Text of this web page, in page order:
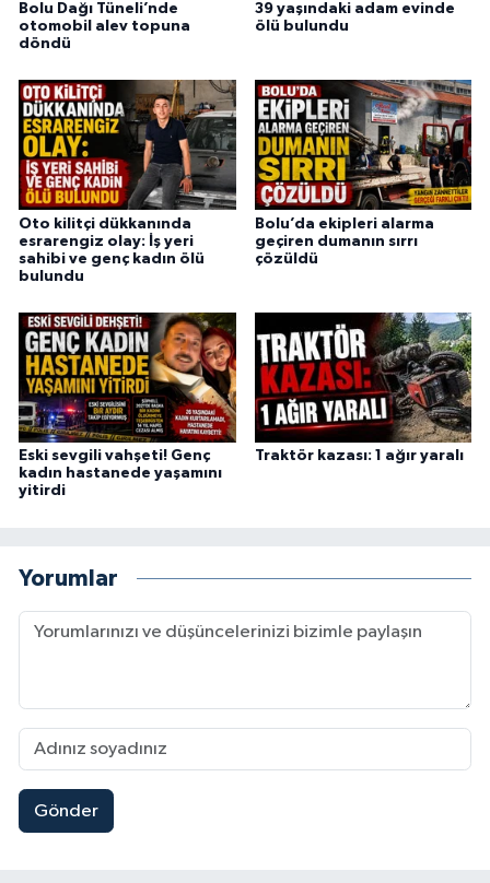
Bolu Dağı Tüneli’nde
otomobil alev topuna
döndü
39 yaşındaki adam evinde
ölü bulundu
Oto kilitçi dükkanında
esrarengiz olay: İş yeri
sahibi ve genç kadın ölü
bulundu
Bolu’da ekipleri alarma
geçiren dumanın sırrı
çözüldü
Eski sevgili vahşeti! Genç
kadın hastanede yaşamını
yitirdi
Traktör kazası: 1 ağır yaralı
Yorumlar
Gönder